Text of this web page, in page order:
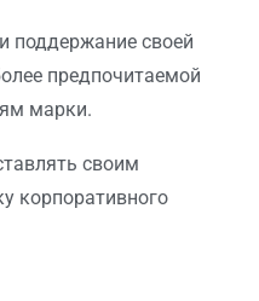
поддержание своей
предпочитаемой
марки.
своим
корпоративного